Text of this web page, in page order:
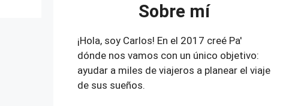
Sobre mí
¡Hola, soy Carlos! En el 2017 creé Pa'
dónde nos vamos con un único objetivo:
ayudar a miles de viajeros a planear el viaje
de sus sueños.